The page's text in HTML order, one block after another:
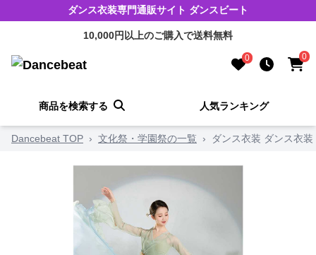
ダンス衣装専門通販サイト ダンスビート
10,000円以上のご購入で送料無料
0 0
商品を検索する 人気ランキング
Dancebeat TOP › 文化祭・学園祭の一覧 › ダンス衣装 ダンス衣